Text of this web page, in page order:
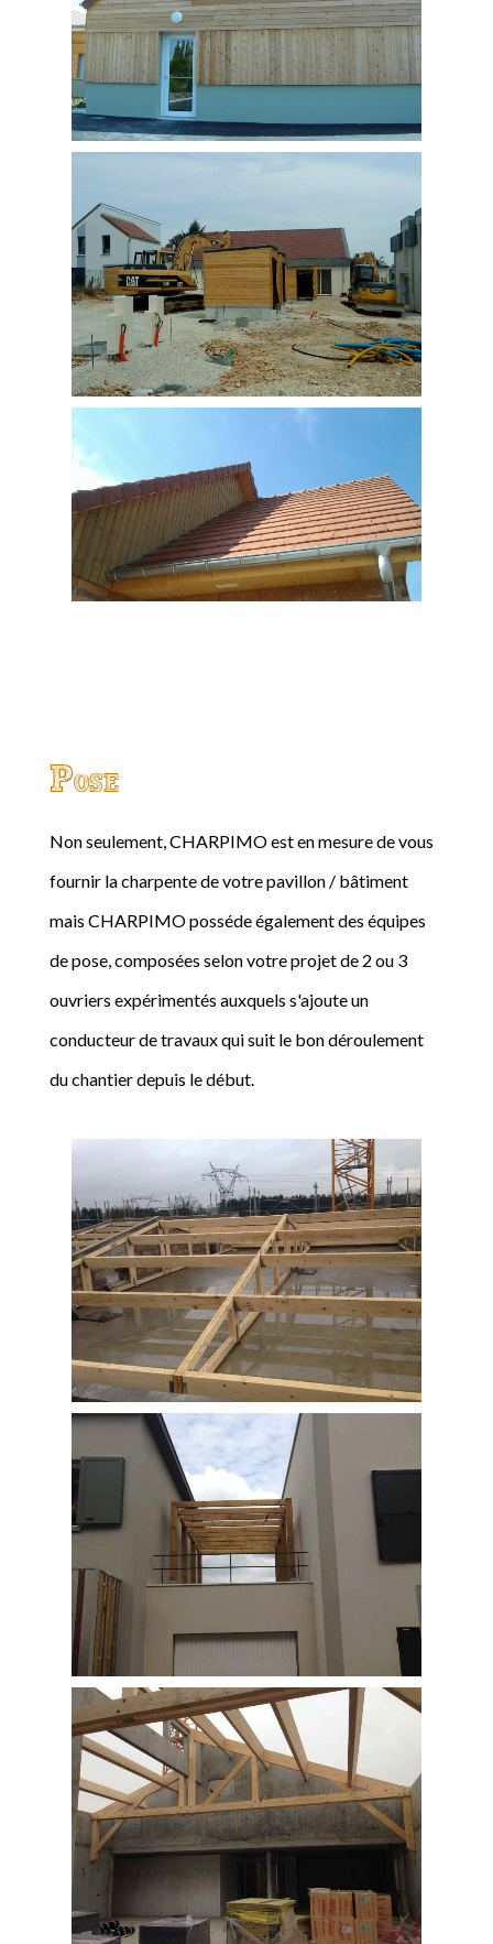
Pose
Non seulement, CHARPIMO est en mesure de vous
fournir la charpente de votre pavillon / bâtiment
mais CHARPIMO posséde également des équipes
de pose, composées selon votre projet de 2 ou 3
ouvriers expérimentés auxquels s'ajoute un
conducteur de travaux qui suit le bon déroulement
du chantier depuis le début.